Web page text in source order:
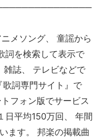
メソング、 童謡から
詞を検索して表示で
雑誌、 テレビなどで
歌詞専門サイト』で
フォン版でサービス
日平均150万回、 年間
ます。 邦楽の掲載曲